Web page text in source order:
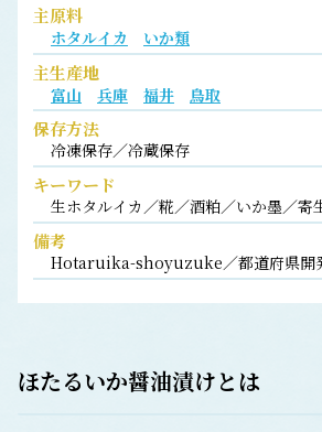
主原料
ホタルイカ いか類
主生産地
富山 兵庫 福井 鳥取
保存方法
冷凍保存／冷蔵保存
キーワード
生ホタルイカ／糀／酒粕／いか墨／寄
備考
Hotaruika-shoyuzuke／都道府県開
ほたるいか醤油漬けとは